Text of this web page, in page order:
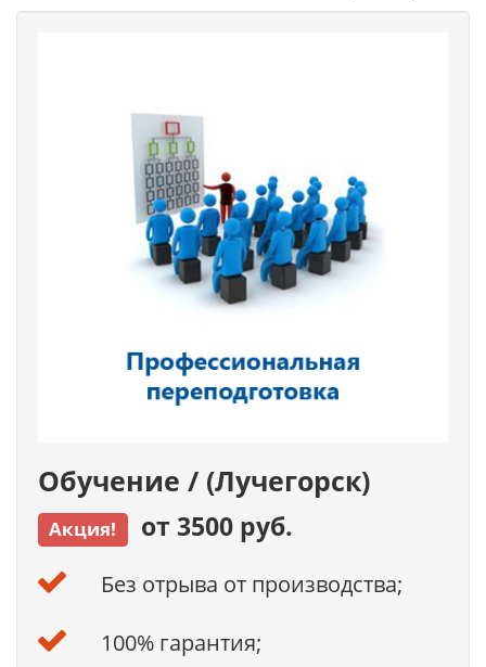
Обучение / (Лучегорск)
Акция! от 3500 руб.
Без отрыва от производства;
100% гарантия;